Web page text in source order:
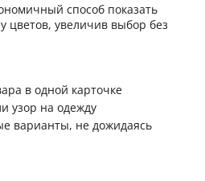
способ показать
цветов, увеличив выбор без
в одной карточке
узор на одежду
варианты, не дожидаясь